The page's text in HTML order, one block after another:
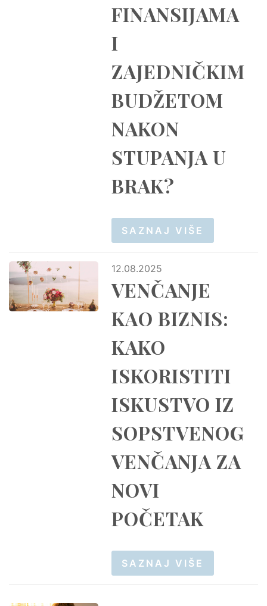
FINANSIJAMA
I
ZAJEDNIČKIM
BUDŽETOM
NAKON
STUPANJA U
BRAK?
SAZNAJ VIŠE
12.08.2025
VENČANJE
KAO BIZNIS:
KAKO
ISKORISTITI
ISKUSTVO IZ
SOPSTVENOG
VENČANJA ZA
NOVI
POČETAK
SAZNAJ VIŠE